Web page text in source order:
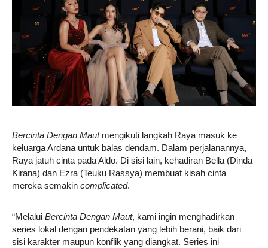
Bercinta Dengan Maut mengikuti langkah Raya masuk ke
keluarga Ardana untuk balas dendam. Dalam perjalanannya,
Raya jatuh cinta pada Aldo. Di sisi lain, kehadiran Bella (Dinda
Kirana) dan Ezra (Teuku Rassya) membuat kisah cinta
mereka semakin complicated.
“Melalui Bercinta Dengan Maut, kami ingin menghadirkan
series lokal dengan pendekatan yang lebih berani, baik dari
sisi karakter maupun konflik yang diangkat. Series ini